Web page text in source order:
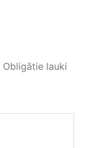
Obligātie lauki